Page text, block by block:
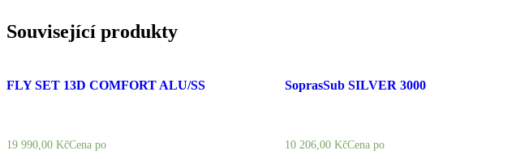
Související produkty
FLY SET 13D COMFORT ALU/SS
19 990,00 KčCena po
SoprasSub SILVER 3000
10 206,00KčCena po